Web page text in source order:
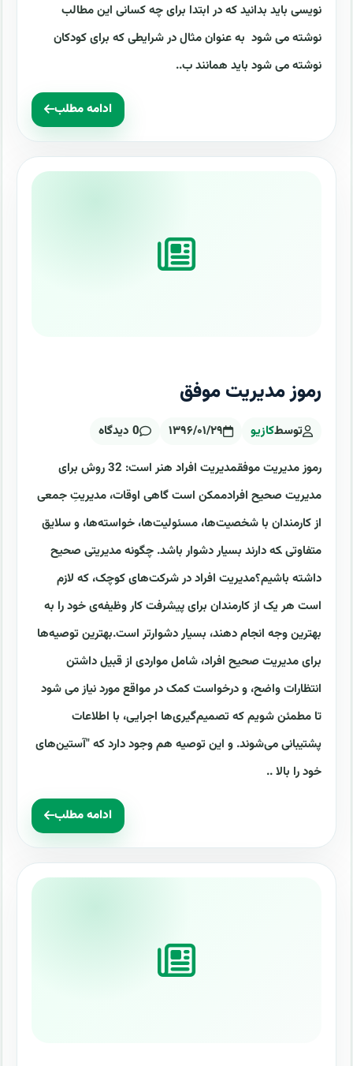
نویسی باید بدانید که در ابتدا برای چه کسانی این مطالب
نوشته می شود به عنوان مثال در شرایطی که برای کودکان
نوشته می شود باید همانند ب..
ادامه مطلب
رموز مدیریت موفق
توسطکازیو ۱۳۹۶/۰۱/۲۹ 0 دیدگاه
رموز مدیریت موفقمدیریت افراد هنر است: 32 روش برای
مدیریت صحیح افرادممکن است گاهی اوقات، مدیریتِ جمعی
از کارمندان با شخصیت‌ها، مسئولیت‌ها، خواسته‌ها، و سلایق
متفاوتی ‍که دارند بسیار دشوار باشد. چگونه مدیریتی صحیح
داشته باشیم؟مدیریت افراد در شرکت‌های کوچک، که لازم
است هر یک از کارمندان برای پیشرفت کار وظیفه‌ی خود را به
بهترین وجه انجام دهند، بسیار دشوارتر است.بهترین توصیه‌ها
برای مدیریت صحیح افراد، شامل مواردی از قبیل داشتن
انتظارات واضح، و درخواست کمک در مواقع مورد نیاز می شود
تا مطمئن شویم که تصمیم‌گیری‌ها اجرایی، با اطلاعات
پشتیبانی می‌شوند. و این توصیه هم وجود دارد که "آستین‌های
خود را بالا ..
ادامه مطلب